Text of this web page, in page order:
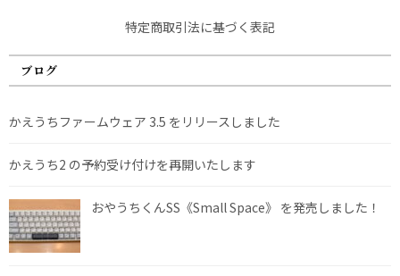
特定商取引法に基づく表記
ブログ
かえうちファームウェア 3.5 をリリースしました
かえうち2 の予約受け付けを再開いたします
おやうちくんSS《Small Space》 を発売しました！